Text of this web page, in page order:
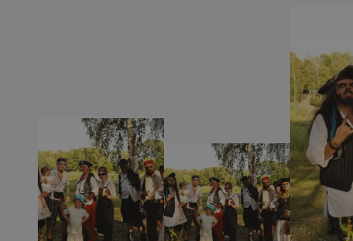
MvSessID
INGRESSCOOKIE
__cf_bm